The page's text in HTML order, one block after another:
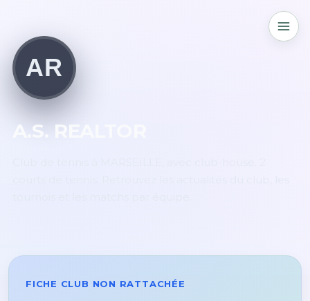
AR
A.S. REALTOR
FICHE CLUB NON RATTACHÉE